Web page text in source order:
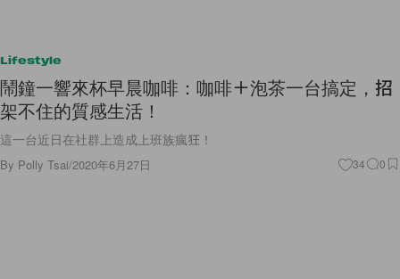
Lifestyle
鬧鐘一響來杯早晨咖啡：咖啡＋泡茶一台搞定，招
架不住的質感生活！
這一台近日在社群上造成上班族瘋狂！
By Polly Tsai/2020年6月27日 34 0